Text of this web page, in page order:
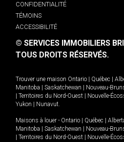
CONFIDENTIALITÉ
TÉMOINS
ACCESSIBILITÉ
© SERVICES IMMOBILIERS
TOUS DROITS RÉSERVÉS.
Trouver une maison Ontario Québec
Manitoba
Saskatchewan Nouveau-
Territoires du Nord-Ouest Nouvelle-
Yukon
Nunavut.
Maisons à louer - Ontario Québec
Manitoba
Saskatchewan Nouveau-
Territoires du Nord-Ouest Nouvelle-